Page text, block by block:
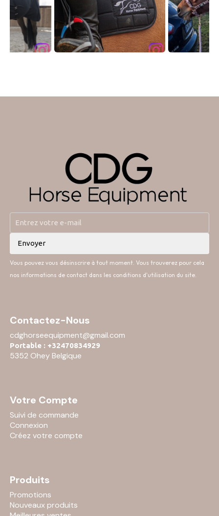
Contactez-Nous
cdghorseequipment@gmail.com
Portable : +32470834929
5352 Ohey Belgique
Votre Compte
Suivi de commande
Connexion
Créez votre compte
Produits
Promotions
Nouveaux produits
Vous pouvez vous désinscrire à tout moment. Vous trouverez pour cela
nos informations de contact dans les conditions d'utilisation du site.